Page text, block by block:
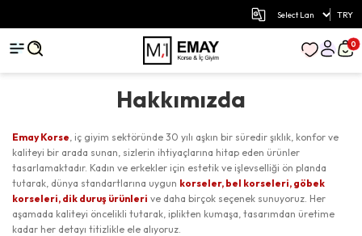
TRY
0
Hakkımızda
Emay Korse, iç giyim sektöründe 30 yılı aşkın bir süredir şıklık, konfor ve
kaliteyi bir arada sunan, sizlerin ihtiyaçlarına hitap eden ürünler
tasarlamaktadır. Kadın ve erkekler için estetik ve işlevselliği ön planda
tutarak, dünya standartlarına uygun korseler, bel korseleri, göbek
korseleri, dik duruş ürünleri ve daha birçok seçenek sunuyoruz. Her
aşamada kaliteyi öncelikli tutarak, iplikten kumaşa, tasarımdan üretime
kadar her detayı titizlikle ele alıyoruz.